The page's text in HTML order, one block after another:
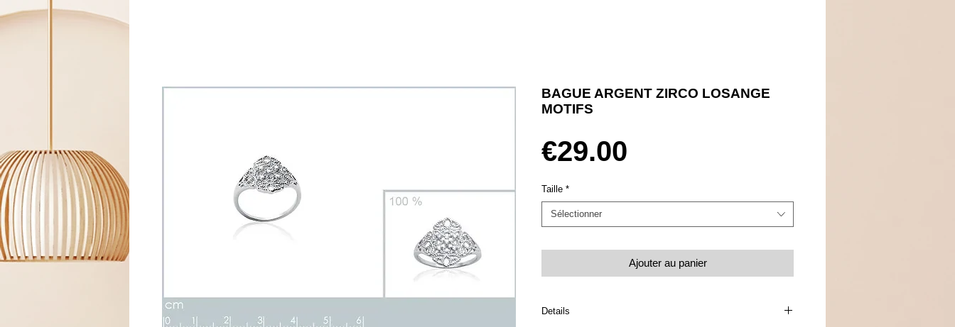
BAGUE ARGENT ZIRCO LOSANGE
MOTIFS
€29.00
Taille *
Sélectionner
Ajouter au panier
Details